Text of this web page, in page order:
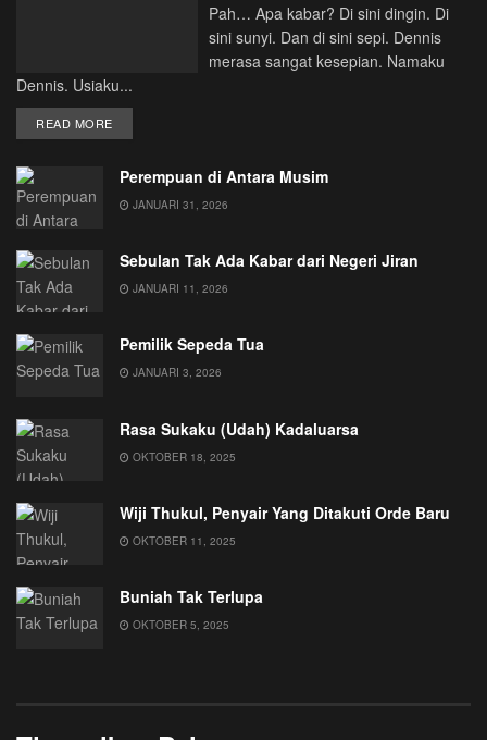
Pah… Apa kabar? Di sini dingin. Di
sini sunyi. Dan di sini sepi. Dennis
merasa sangat kesepian. Namaku
Dennis. Usiaku...
READ MOREDETAILS
Perempuan di Antara Musim
JANUARI 31, 2026
Sebulan Tak Ada Kabar dari Negeri Jiran
JANUARI 11, 2026
Pemilik Sepeda Tua
JANUARI 3, 2026
Rasa Sukaku (Udah) Kadaluarsa
OKTOBER 18, 2025
Wiji Thukul, Penyair Yang Ditakuti Orde Baru
OKTOBER 11, 2025
Buniah Tak Terlupa
OKTOBER 5, 2025